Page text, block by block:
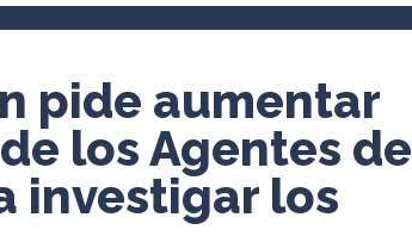
pide aumentar
los Agentes de
investigar los